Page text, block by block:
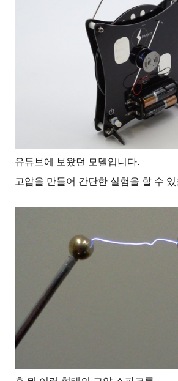
유튜브에 보왔던 모델입니다.
고압을 만들어 간단한 실험을 할 수